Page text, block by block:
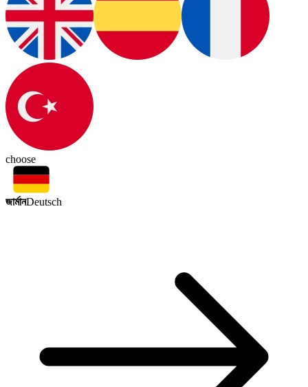
choose
জার্মানDeutsch